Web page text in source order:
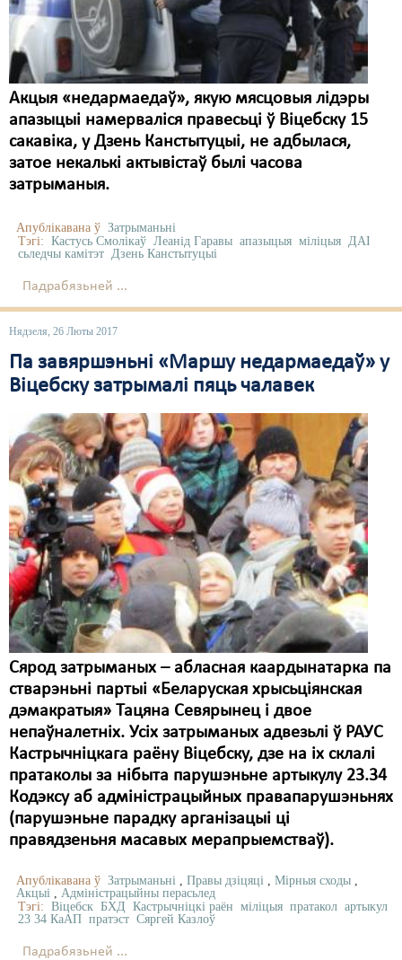
Акцыя «недармаедаў», якую мясцовыя лідэры
апазыцыі намерваліся правесьці ў Віцебску 15
сакавіка, у Дзень Канстытуцыі, не адбылася,
затое некалькі актывістаў былі часова
затрыманыя.
Апублікавана ў Затрыманьні
Тэгі: Кастусь Смолікаў Леанід Гаравы апазыцыя міліцыя ДАІ
сьледчы камітэт Дзень Канстытуцыі
Падрабязьней ...
Нядзеля, 26 Люты 2017
Па завяршэньні «Маршу недармаедаў» у
Віцебску затрымалі пяць чалавек
Сярод затрыманых – абласная каардынатарка па
стварэньні партыі «Беларуская хрысьціянская
дэмакратыя» Тацяна Севярынец і двое
непаўналетніх. Усіх затрыманых адвезьлі ў РАУС
Кастрычніцкага раёну Віцебску, дзе на іх склалі
пратаколы за нібыта парушэньне артыкулу 23.34
Кодэксу аб адміністрацыйных правапарушэньнях
(парушэньне парадку арганізацыі ці
правядзеньня масавых мерапрыемстваў).
Апублікавана ў Затрыманьні Правы дзіцяці Мірныя сходы
Акцыі
Адміністрацыйны перасьлед
Тэгі: Віцебск БХД Кастрычніцкі раён міліцыя пратакол артыкул
23 34 КаАП пратэст Сяргей Казлоў
Падрабязьней ...
КПЧ ААН
Культурныя правы
ЛПП
Мігранты
Мірныя сходы
Праваабаронцы
Правы дзіцяці
Пэнітэнцыярная сыстэма
Распальваньне варожасьці
Рознае
Свабода слова
Свабода сумленьня
Суд
Сьмяротнае пакараньне
Экалёгія
Правы працоўных
Сацыяльныя правы